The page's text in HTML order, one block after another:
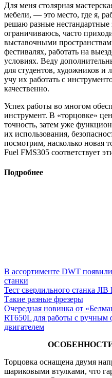
Для меня столярная
мебели, — это место, где я,
решаю разные нестандартные
ограничиваюсь, часто
выставочными
фестивалях, работать на
условиях. Веду
для студентов, художников
учу их работать с
качественно.
Успех работы во многом
инструмент. В «торцовке»
точность, затем уже
их использования,
посмотрим, насколько новая
Fuel FMS305 соответствует
Подробнее
В ассортименте DWT
станки
Тест сверлильного станка
Такие разные фрезеры
Очередная новинка от
RT650L для работы с ручным
двигателем
Торцовка оснащена двумя
шариковыми втулками, что